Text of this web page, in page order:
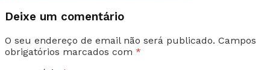
Deixe um comentário
O seu endereço de email não será publicado. Campos
obrigatórios marcados com *